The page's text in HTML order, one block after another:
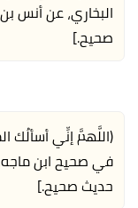
صحيح.]
(اللَّهمَّ إنِّي أسألُك
حديث صحيح.]